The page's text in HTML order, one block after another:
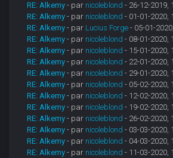
RE: Alkemy - par nicoleblond - 26-12-2019,
RE: Alkemy - par nicoleblond - 01-01-2020,
RE: Alkemy - par Lucius Forge - 05-01-
RE: Alkemy - par nicoleblond - 08-01-2020,
RE: Alkemy - par nicoleblond - 15-01-2020,
RE: Alkemy - par nicoleblond - 22-01-2020,
RE: Alkemy - par nicoleblond - 29-01-2020,
RE: Alkemy - par nicoleblond - 05-02-2020,
RE: Alkemy - par nicoleblond - 12-02-2020,
RE: Alkemy - par nicoleblond - 19-02-2020,
RE: Alkemy - par nicoleblond - 26-02-2020,
RE: Alkemy - par nicoleblond - 03-03-2020,
RE: Alkemy - par nicoleblond - 04-03-2020,
RE: Alkemy - par nicoleblond - 11-03-2020,